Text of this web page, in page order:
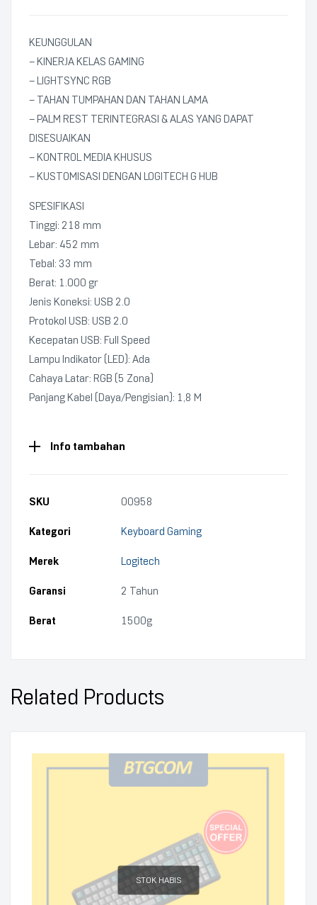
KEUNGGULAN
– KINERJA KELAS GAMING
– LIGHTSYNC RGB
– TAHAN TUMPAHAN DAN TAHAN LAMA
– PALM REST TERINTEGRASI & ALAS YANG DAPAT
DISESUAIKAN
– KONTROL MEDIA KHUSUS
– KUSTOMISASI DENGAN LOGITECH G HUB
SPESIFIKASI
Tinggi: 218 mm
Lebar: 452 mm
Tebal: 33 mm
Berat: 1.000 gr
Jenis Koneksi: USB 2.0
Protokol USB: USB 2.0
Kecepatan USB: Full Speed
Lampu Indikator (LED): Ada
Cahaya Latar: RGB (5 Zona)
Panjang Kabel (Daya/Pengisian): 1,8 M
Info tambahan
SKU 00958
Kategori Keyboard Gaming
Merek Logitech
Garansi 2 Tahun
Berat 1500g
Related Products
STOK HABIS